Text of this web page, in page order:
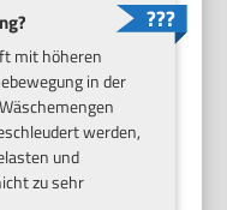
mit höheren
in der
werden,
und
zu sehr